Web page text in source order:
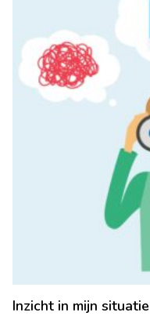
Inzicht in mijn situatie